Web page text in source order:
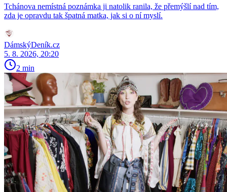
Tchánova nemístná poznámka ji natolik ranila, že přemýšlí nad tím,
zda je opravdu tak špatná matka, jak si o ní myslí.
DámskýDeník.cz
5. 8. 2026, 20:20
2 min